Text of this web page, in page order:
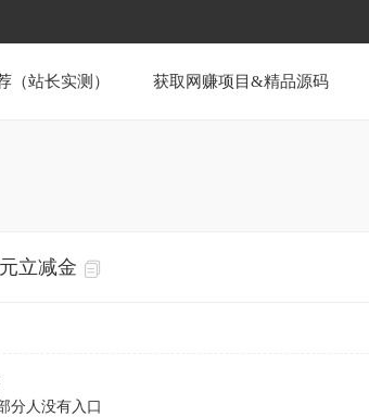
（站长实测） 获取网赚项目&精品源码
立减金
分人没有入口